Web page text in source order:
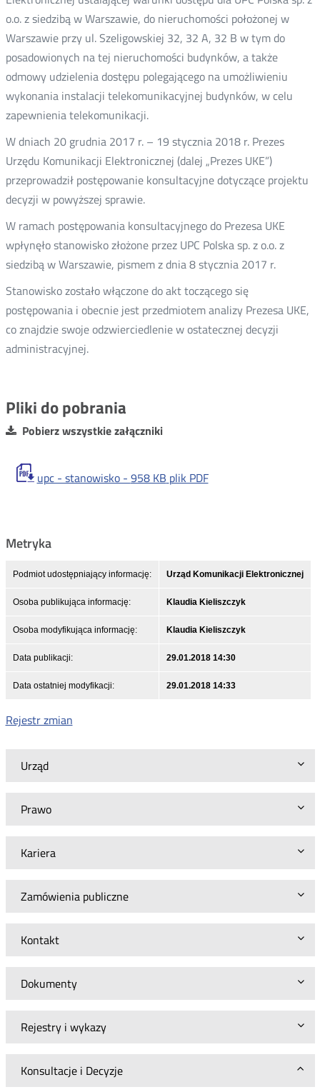
Urząd
Prawo
Kariera
Zamówienia publiczne
Kontakt
Dokumenty
Rejestry i wykazy
Konsultacje i Decyzje
o.o. z siedzibą w Warszawie, do nieruchomości położonej w
Warszawie przy ul. Szeligowskiej 32, 32 A, 32 B w tym do
posadowionych na tej nieruchomości budynków, a także
odmowy udzielenia dostępu polegającego na umożliwieniu
wykonania instalacji telekomunikacyjnej budynków, w celu
zapewnienia telekomunikacji.
W dniach 20 grudnia 2017 r. – 19 stycznia 2018 r. Prezes
Urzędu Komunikacji Elektronicznej (dalej „Prezes UKE”)
przeprowadził postępowanie konsultacyjne dotyczące projektu
decyzji w powyższej sprawie.
W ramach postępowania konsultacyjnego do Prezesa UKE
wpłynęło stanowisko złożone przez UPC Polska sp. z o.o. z
siedzibą w Warszawie, pismem z dnia 8 stycznia 2017 r.
Stanowisko zostało włączone do akt toczącego się
postępowania i obecnie jest przedmiotem analizy Prezesa UKE,
co znajdzie swoje odzwierciedlenie w ostatecznej decyzji
administracyjnej.
Pliki do pobrania
Pobierz wszystkie załączniki
upc - stanowisko - 958 KB plik PDF
Metryka
Podmiot udostępniający informację: Urząd Komunikacji Elektronicznej
Osoba publikująca informację: Klaudia Kieliszczyk
Osoba modyfikująca informację: Klaudia Kieliszczyk
Data publikacji: 29.01.2018 14:30
Data ostatniej modyfikacji: 29.01.2018 14:33
Rejestr zmian